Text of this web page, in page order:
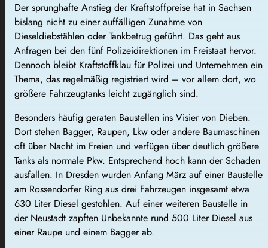
Der sprunghafte Anstieg der Kraftstoffpreise hat in Sachsen
bislang nicht zu einer auffälligen Zunahme von
Dieseldiebstählen oder Tankbetrug geführt. Das geht aus
Anfragen bei den fünf Polizeidirektionen im Freistaat hervor.
Dennoch bleibt Kraftstoffklau für Polizei und Unternehmen ein
Thema, das regelmäßig registriert wird – vor allem dort, wo
größere Fahrzeugtanks leicht zugänglich sind.
Besonders häufig geraten Baustellen ins Visier von Dieben.
Dort stehen Bagger, Raupen, Lkw oder andere Baumaschinen
oft über Nacht im Freien und verfügen über deutlich größere
Tanks als normale Pkw. Entsprechend hoch kann der Schaden
ausfallen. In Dresden wurden Anfang März auf einer Baustelle
am Rossendorfer Ring aus drei Fahrzeugen insgesamt etwa
630 Liter Diesel gestohlen. Auf einer weiteren Baustelle in
der Neustadt zapften Unbekannte rund 500 Liter Diesel aus
einer Raupe und einem Bagger ab.